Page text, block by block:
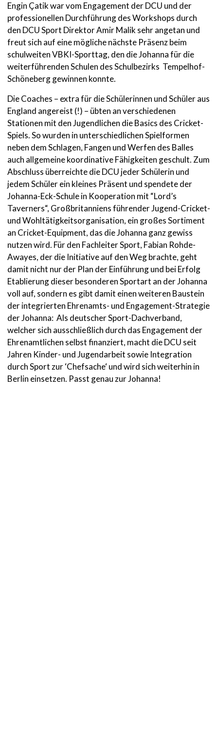
Engin Çatik war vom Engagement der DCU und der
professionellen Durchführung des Workshops durch
den DCU Sport Direktor Amir Malik sehr angetan und
freut sich auf eine mögliche nächste Präsenz beim
schulweiten VBKI-Sporttag, den die Johanna für die
weiterführenden Schulen des Schulbezirks Tempelhof-
Schöneberg gewinnen konnte.
Die Coaches – extra für die Schülerinnen und Schüler aus
England angereist (!) – übten an verschiedenen
Stationen mit den Jugendlichen die Basics des Cricket-
Spiels. So wurden in unterschiedlichen Spielformen
neben dem Schlagen, Fangen und Werfen des Balles
auch allgemeine koordinative Fähigkeiten geschult. Zum
Abschluss überreichte die DCU jeder Schülerin und
jedem Schüler ein kleines Präsent und spendete der
Johanna-Eck-Schule in Kooperation mit “Lord’s
Taverners“, Großbritanniens führender Jugend-Cricket-
und Wohltätigkeitsorganisation, ein großes Sortiment
an Cricket-Equipment, das die Johanna ganz gewiss
nutzen wird. Für den Fachleiter Sport, Fabian Rohde-
Awayes, der die Initiative auf den Weg brachte, geht
damit nicht nur der Plan der Einführung und bei Erfolg
Etablierung dieser besonderen Sportart an der Johanna
voll auf, sondern es gibt damit einen weiteren Baustein
der integrierten Ehrenamts- und Engagement-Strategie
der Johanna: Als deutscher Sport-Dachverband,
welcher sich ausschließlich durch das Engagement der
Ehrenamtlichen selbst finanziert, macht die DCU seit
Jahren Kinder- und Jugendarbeit sowie Integration
durch Sport zur ‘Chefsache‘ und wird sich weiterhin in
Berlin einsetzen. Passt genau zur Johanna!